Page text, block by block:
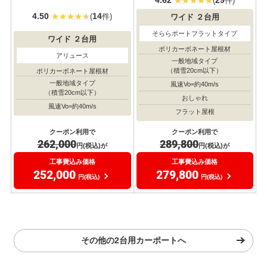
4.50 (14件)
ワイド ２台用
アリュース
ポリカーボネート屋根材
一般地域タイプ
（積雪20cm以下）
風速Vo=約40m/s
クーポン利用で
262,000円(税込)が
工事費込み価格
252,000 円(税込)
ワイド ２台用
そららポートフラットタイプ
ポリカーボネート屋根材
一般地域タイプ
（積雪20cm以下）
風速Vo=約40m/s
おしゃれ
フラット屋根
クーポン利用で
289,800円(税込)が
工事費込み価格
279,800 円(税込)
その他の2台用カーポートへ